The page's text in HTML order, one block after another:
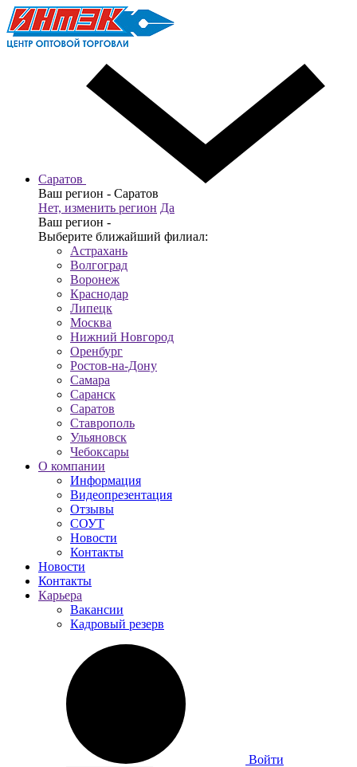
Саратов
Ваш регион - Саратов
Нет, изменить регион Да
Ваш регион -
Выберите ближайший филиал:
Астрахань
Волгоград
Воронеж
Краснодар
Липецк
Москва
Нижний Новгород
Оренбург
Ростов-на-Дону
Самара
Саранск
Саратов
Ставрополь
Ульяновск
Чебоксары
О компании
Информация
Видеопрезентация
Отзывы
СОУТ
Новости
Контакты
Новости
Контакты
Карьера
Вакансии
Кадровый резерв
Войти